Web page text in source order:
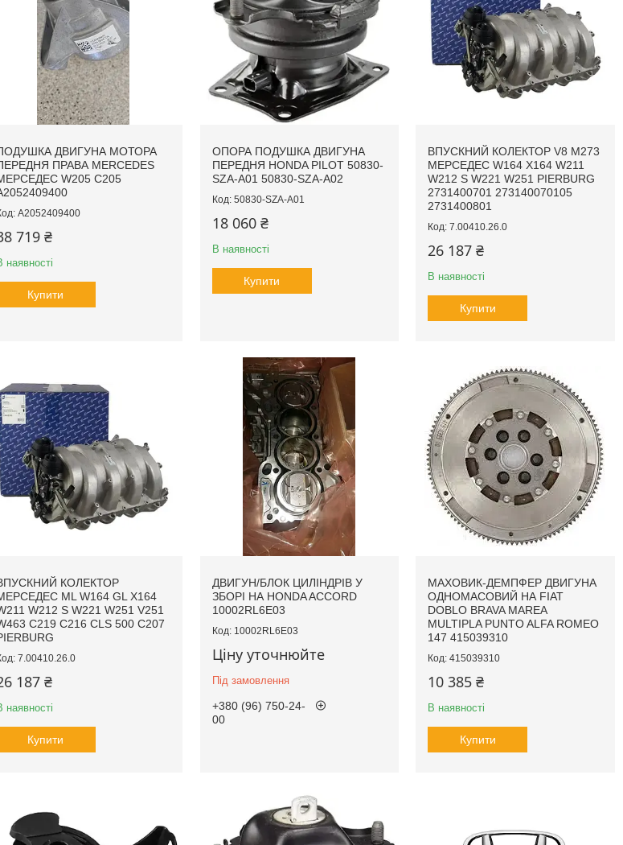
ДВИГУНА МОТОРА
ПРАВА MERCEDES
W205 C205
A2052409400
719 ₴
наявності
Купити
ОПОРА ПОДУШКА ДВИГУНА
ПЕРЕДНЯ HONDA PILOT 50830-
SZA-A01 50830-SZA-A02
50830-SZA-A01
18 060 ₴
В наявності
Купити
ВПУСКНИЙ КОЛЕКТОР V8 M273
МЕРСЕДЕС W164 X164 W211
W212 S W221 W251 PIERBURG
2731400701 273140070105
2731400801
7.00410.26.0
26 187 ₴
В наявності
Купити
КОЛЕКТОР
ML W164 GL X164
W212 S W221 W251 V251
C219 C216 CLS 500 C207
7.00410.26.0
187 ₴
наявності
Купити
ДВИГУН/БЛОК ЦИЛІНДРІВ У
ЗБОРІ НА HONDA ACCORD
10002RL6E03
10002RL6E03
Ціну уточнюйте
Під замовлення
+380 (96) 750-24-
00
МАХОВИК-ДЕМПФЕР ДВИГУНА
ОДНОМАСОВИЙ НА FIAT
DOBLO BRAVA MAREA
MULTIPLA PUNTO ALFA ROMEO
147 415039310
415039310
10 385 ₴
В наявності
Купити